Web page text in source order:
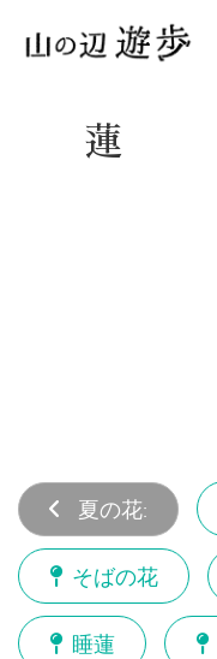
蓮
夏の花:
そばの花
睡蓮